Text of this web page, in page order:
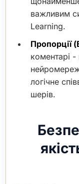
важливим
Learning.
Пропорції
коментарі
логічне
шерів.